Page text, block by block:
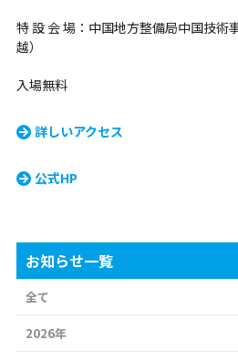
特 設 会 場：中国地方整備局中国技術
越）
入場無料
詳しいアクセス
公式HP
お知らせ一覧
全て
2026年